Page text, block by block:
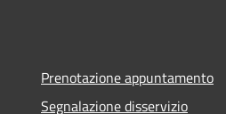
Prenotazione appuntamento
Segnalazione disservizio